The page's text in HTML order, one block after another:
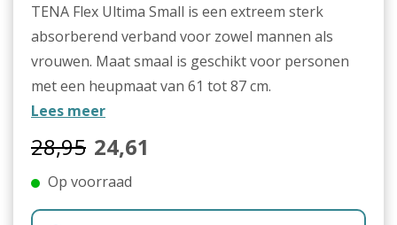
TENA Flex Ultima Small is een extreem sterk
absorberend verband voor zowel mannen als
vrouwen. Maat smaal is geschikt voor personen
met een heupmaat van 61 tot 87 cm.
Lees meer
28,95 24,61
Op voorraad